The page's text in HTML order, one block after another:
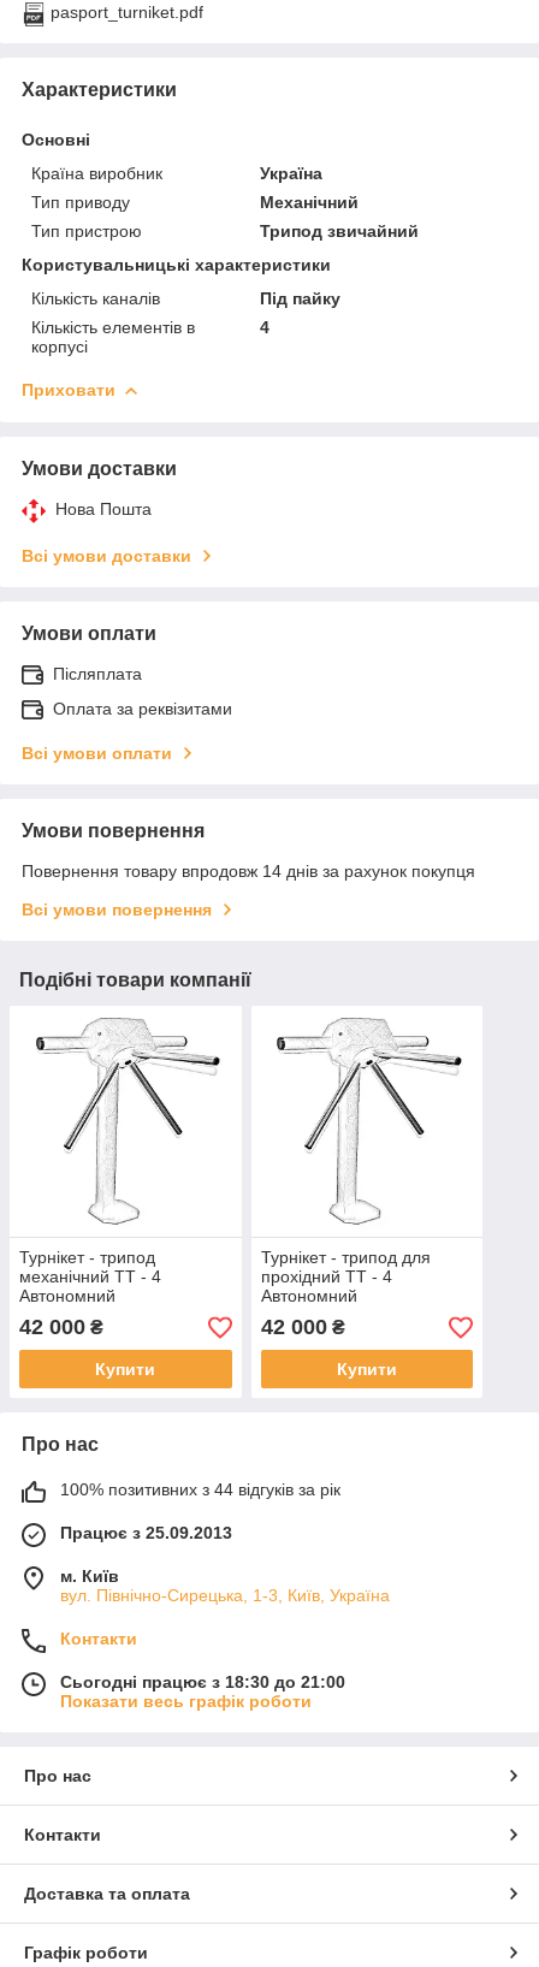
pasport_turniket.pdf
Характеристики
Основні
Країна виробник
Україна
Тип приводу
Механічний
Тип пристрою
Трипод звичайний
Користувальницькі характеристики
Кількість каналів
Під пайку
Кількість елементів в
корпусі
4
Приховати
Умови доставки
Нова Пошта
Всі умови доставки
Умови оплати
Післяплата
Оплата за реквізитами
Всі умови оплати
Умови повернення
Повернення товару впродовж 14 днів за рахунок покупця
Всі умови повернення
Подібні товари компанії
Турнікет - трипод
механічний ТТ - 4
Автономний
42 000 ₴
Купити
Турнікет - трипод для
прохідний ТТ - 4
Автономний
42 000₴
Купити
Про нас
100% позитивних з 44 відгуків за рік
Працює з 25.09.2013
м. Київ
вул. Північно-Сирецька, 1-3, Київ, Україна
Контакти
Сьогодні працює з 18:30 до 21:00
Показати весь графік роботи
Про нас
Контакти
Доставка та оплата
Графік роботи